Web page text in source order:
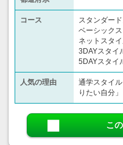
コース
スタンダー
ベーシック
ネットスタ
3DAYスタイ
5DAYスタイ
人気の理由
通学スタイ
りたい自分
こ